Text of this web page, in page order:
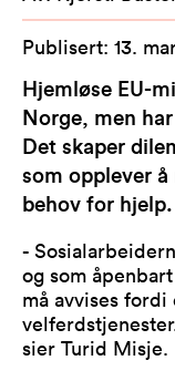
Publisert: 13.
Hjemløse EU-
Norge, men
Det skaper
som opplever
behov for hjelp.
-
og som
må avvises
sier Turid Misje.